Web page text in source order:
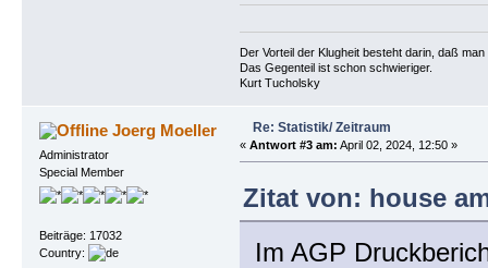
Der Vorteil der Klugheit besteht darin, daß
Das Gegenteil ist schon schwieriger.
Kurt Tucholsky
Joerg Moeller
Administrator
Special Member
Beiträge: 17032
Country:
Re: Statistik/ Zeitraum
« Antwort #3 am: April 02, 2024, 12:50 »
Zitat von: house
Im AGP